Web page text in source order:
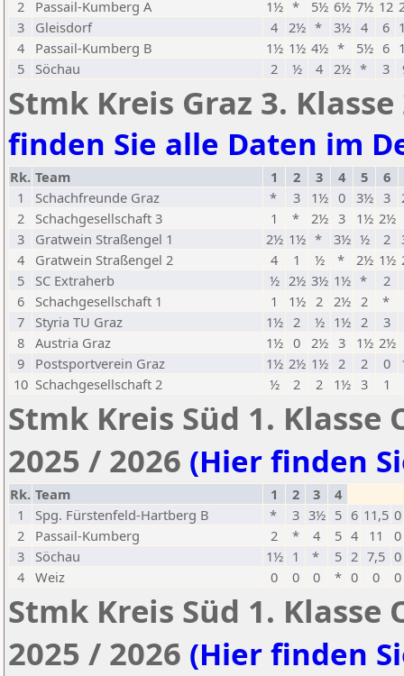
2 Passail-Kumberg A 1½ * 5½ 6½ 7½ 12
3
Gleisdorf 4 2½ * 3½ 4 6
4
Passail-Kumberg B 1½ 1½ 4½ * 5½ 6
5
Söchau 2 ½ 4 2½ * 3
Stmk Kreis Graz 3.
finden Sie alle Daten im
Rk. Team 1 2 3 4 5
6
1
Schachfreunde Graz * 3 1½ 0 3½ 3
2
Schachgesellschaft 3 1 * 2½ 3 1½ 2½
3
Gratwein Straßengel 1 2½ 1½ * 3½ ½ 2
4
Gratwein Straßengel 2 4 1 ½ * 2½ 1½
5
SC Extraherb ½ 2½ 3½ 1½ *
2
6
Schachgesellschaft 1 1 1½ 2 2½ 2
*
7
Styria TU Graz 1½ 2 ½ 1½ 2 3
8 Austria Graz 1½ 0 2½ 3 1½ 2½
9
Postsportverein Graz 1½ 2½ 1½ 2 2 0
10 Schachgesellschaft 2 ½ 2 2 1½ 3 1
Stmk Kreis Süd 1. Klasse
2025 / 2026 (Hier finden
Rk. Team 1 2 3
4
1
Spg. Fürstenfeld-Hartberg B * 3 3½ 5 6 11,5 0
2
Passail-Kumberg 2 * 4 5 4 11
0
3
Söchau 1½ 1 * 5 2 7,5 0
4 Weiz 0 0 0 * 0 0 0
Stmk Kreis Süd 1.
2025 / 2026 (Hier finden